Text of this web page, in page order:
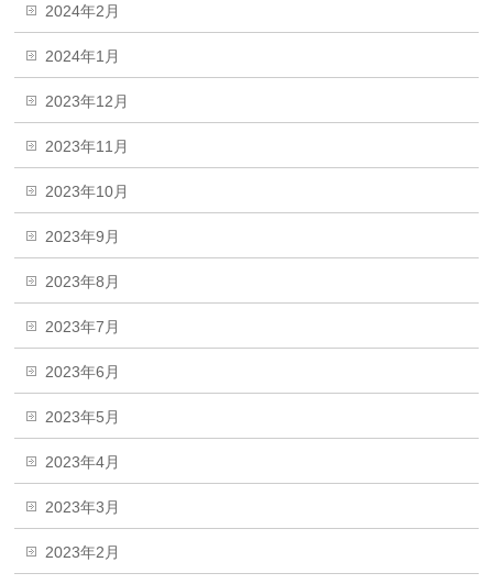
2024年2月
2024年1月
2023年12月
2023年11月
2023年10月
2023年9月
2023年8月
2023年7月
2023年6月
2023年5月
2023年4月
2023年3月
2023年2月